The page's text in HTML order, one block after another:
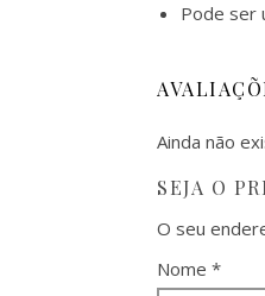
Pode ser
Ainda não
SEJA O
O seu
Nome *